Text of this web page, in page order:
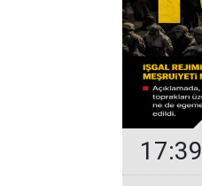
17:39